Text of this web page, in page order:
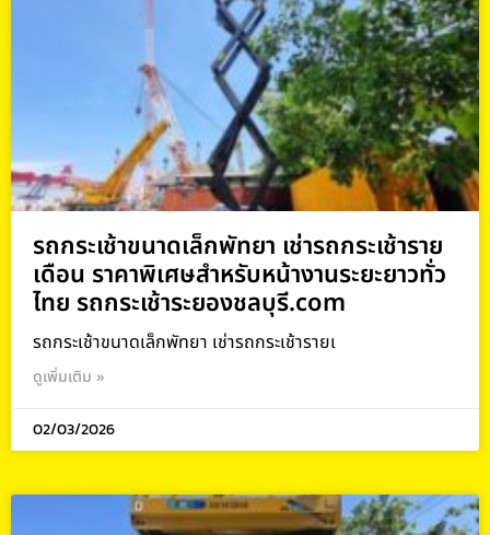
รถกระเช้าขนาดเล็กพัทยา เช่ารถกระเช้าราย
เดือน ราคาพิเศษสำหรับหน้างานระยะยาวทั่ว
ไทย รถกระเช้าระยองชลบุรี.com
รถกระเช้าขนาดเล็กพัทยา เช่ารถกระเช้ารายเ
ดูเพิ่มเติม »
02/03/2026